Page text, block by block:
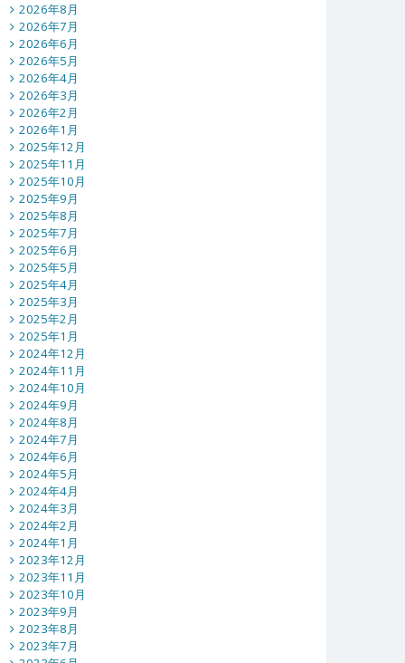
2026年8月
2026年7月
2026年6月
2026年5月
2026年4月
2026年3月
2026年2月
2026年1月
2025年12月
2025年11月
2025年10月
2025年9月
2025年8月
2025年7月
2025年6月
2025年5月
2025年4月
2025年3月
2025年2月
2025年1月
2024年12月
2024年11月
2024年10月
2024年9月
2024年8月
2024年7月
2024年6月
2024年5月
2024年4月
2024年3月
2024年2月
2024年1月
2023年12月
2023年11月
2023年10月
2023年9月
2023年8月
2023年7月